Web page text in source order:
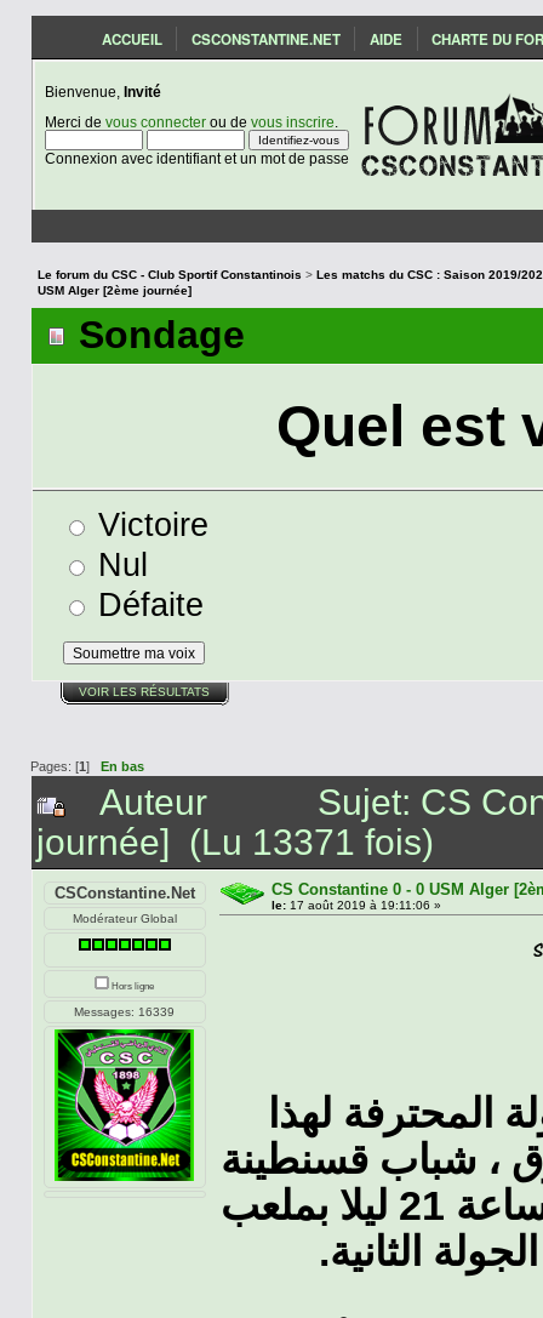
ACCUEIL CSCONSTANTINE.NET AIDE CHARTE DU
Bienvenue, Invité
Merci de vous connecterou de vous inscrire
Connexion avec identifiant et un mot de passe
Le forum du CSC - Club Sportif Constantinois >
USM Alger [2ème journée]
Sondage
Quel est
Victoire
Nul
Défaite
VOIR LES RÉSULTATS
Pages: [1 ] En bas
Auteur
Sujet: CS
journée] (Lu 13371 fois)
CSConstantine.Net
Modérateur Global
Hors ligne
Messages: 16339
CS Constantine 0 - 0 USM Alger
le: 17 août 2019 à 19:11:06 »
المحترفة لهذا
، شباب قسنطينة
يستقبل بعد غد إتحاد العاصمة على الساعة 21 ليلا بملعب
الثانية.